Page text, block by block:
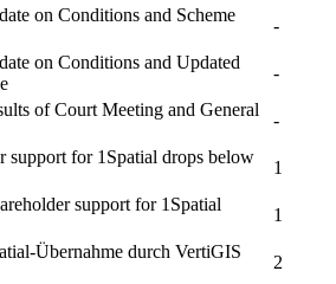
on Conditions and Scheme
-
on Conditions and Updated
-
of Court Meeting and General
-
support for1Spatial drops below
1
support for1Spatial
1
Übernahme durch VertiGIS
2